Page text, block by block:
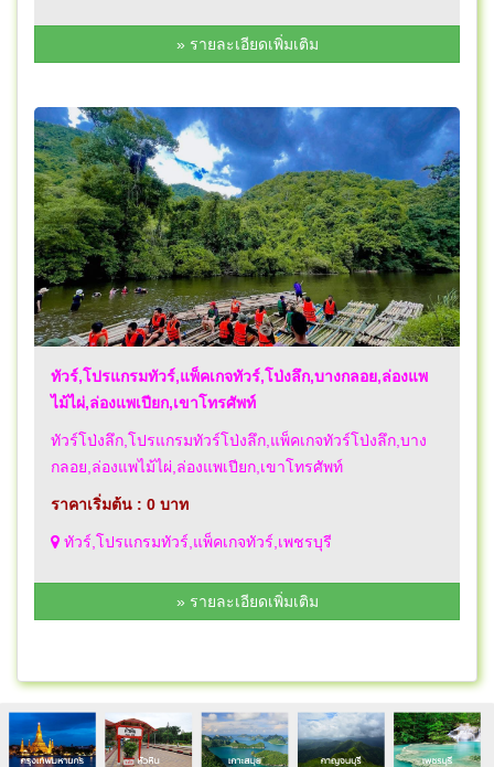
» รายละเอียดเพิ่มเติม
ทัวร์,โปรแกรมทัวร์,แพ็คเกจทัวร์,โป่งลึก,บางกลอย,ล่องแพ
ไม้ไผ่,ล่องแพเปียก,เขาโทรศัพท์
ทัวร์โป่งลึก,โปรแกรมทัวร์โป่งลึก,แพ็คเกจทัวร์โป่งลึก,บาง
กลอย,ล่องแพไม้ไผ่,ล่องแพเปียก,เขาโทรศัพท์
ราคาเริ่มต้น : 0 บาท
ทัวร์,โปรแกรมทัวร์,แพ็คเกจทัวร์,เพชรบุรี
» รายละเอียดเพิ่มเติม